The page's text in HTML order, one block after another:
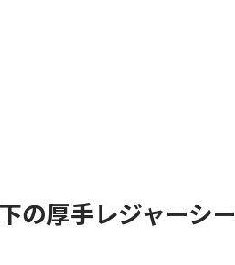
の厚手レジャーシー